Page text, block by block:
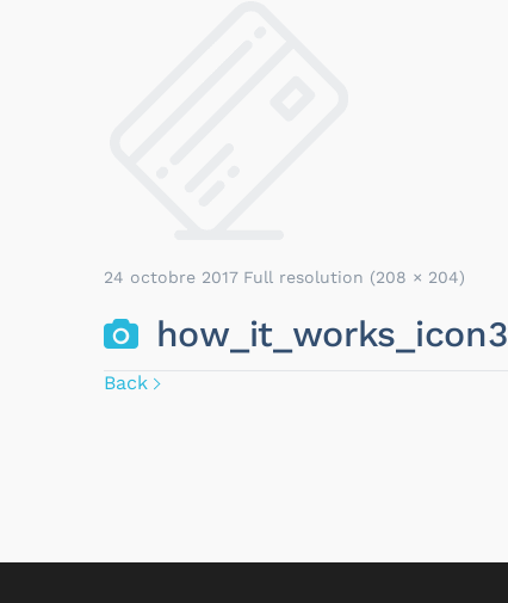
24 octobre 2017 Full resolution (208 × 204)
how_it_works_icon3
Back